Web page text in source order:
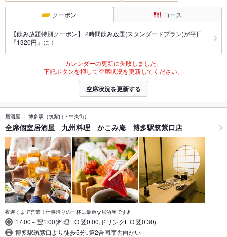
クーポン コース
【飲み放題特別クーポン】 2時間飲み放題(スタンダードプラン)が平日
『1320円』に！
カレンダーの更新に失敗しました。
下記ボタンを押して空席状況を更新してください。
空席状況を更新する
居酒屋 博多駅（筑紫口・中央街）
全席個室居酒屋 九州料理 かこみ庵 博多駅筑紫口店
夜遅くまで営業！仕事帰りの一杯に最適な居酒屋です♪
17:00～翌1:00(料理L.O.翌0:00,ドリンクL.O.翌0:30)
博多駅筑紫口より徒歩5分｡第2合同庁舎向かい